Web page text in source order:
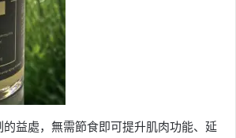
益處，無需節食即可提升肌肉功能、延